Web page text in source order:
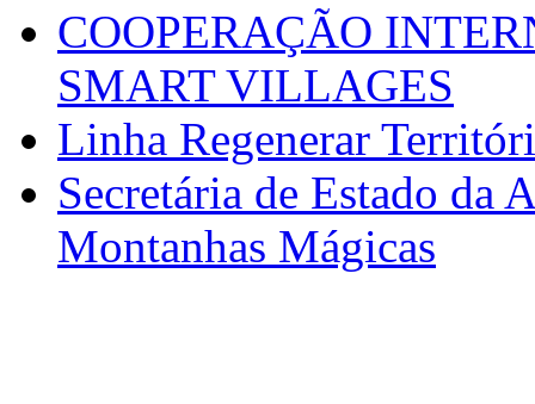
COOPERAÇÃO
SMART VILLAGES
Linha Regenerar
Secretária de Estado da
Montanhas Mágicas